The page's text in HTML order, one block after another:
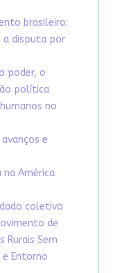
brasileiro:
a disputa por
poder, o
política
no
e
América
coletivo
de
Rurais Sem
e Entorno